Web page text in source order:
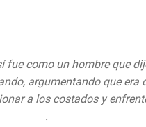
fue como un hombre que
argumentando que era
a los costados y
.